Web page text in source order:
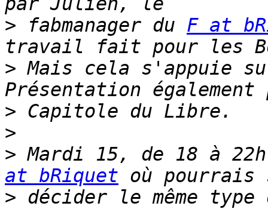
> fabmanager du F at
> Mais cela s'appuie
>
>
> Mardi 15, de 18 à
at bRiquet
> décider le même